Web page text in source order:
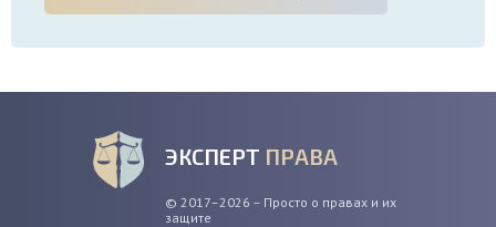
ЭКСПЕРТ ПРАВА
© 2017–2026 – Просто о правах и их
защите